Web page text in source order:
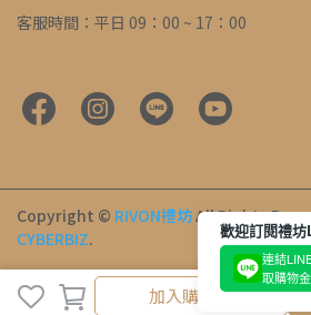
加入購物車
客服時間：平日 09：00 ~ 17：00
Copyright © RIVON禮坊All Rights
CYBERBIZ.
連結
取購物金